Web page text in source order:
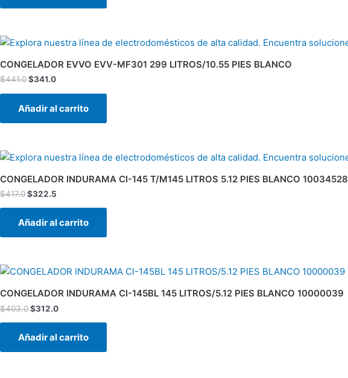
CONGELADOR EVVO EVV-MF301 299 LITROS/10.55 PIES BLANCO
$441.0
El
original
era:
$441.0.
$341.0
El
actual
es:
$341.0.
Añadir al carrito
CONGELADOR INDURAMA CI-145 T/M145 LITROS 5.12 PIES BLANCO 10034528
$417.0
El
precio
original
era:
$417.0.
$322.5
El
precio
actual
es:
Añadir al carrito
CONGELADOR INDURAMA CI-145BL 145 LITROS/5.12 PIES BLANCO 10000039
$403.0
El
original
era:
$403.0.
$312.0
El
actual
es:
$312.0.
Añadir al carrito